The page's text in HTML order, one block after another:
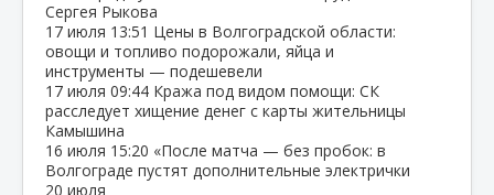
Сергея Рыкова
17 июля 13:51 Цены в Волгоградской области:
овощи и топливо подорожали, яйца и
инструменты — подешевели
17 июля 09:44 Кража под видом помощи: СК
расследует хищение денег с карты жительницы
Камышина
16 июля 15:20 «После матча — без пробок: в
Волгограде пустят дополнительные электрички
20 июля